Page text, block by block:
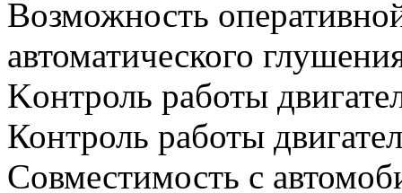
Возможность
автоматического
Kонтроль работы
Контроль работы
Совместимость с